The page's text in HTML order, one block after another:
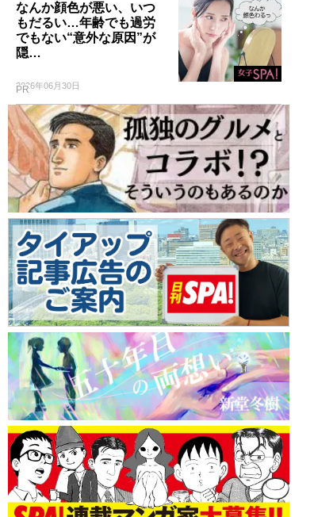
なんか顔色が悪い、いつ
もだるい…年齢でも過労
でもない“意外な原因”が
隠…
2026年06月30日
PR